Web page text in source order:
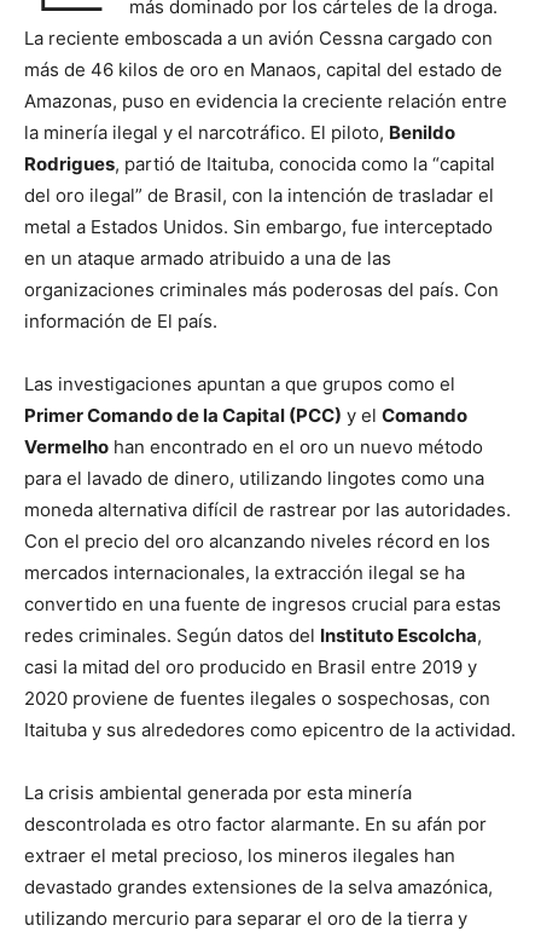
más dominado por los cárteles de la droga.
La reciente emboscada a un avión Cessna cargado con
más de 46 kilos de oro en Manaos, capital del estado de
Amazonas, puso en evidencia la creciente relación entre
la minería ilegal y el narcotráfico. El piloto, Benildo
Rodrigues, partió de Itaituba, conocida como la “capital
del oro ilegal” de Brasil, con la intención de trasladar el
metal a Estados Unidos. Sin embargo, fue interceptado
en un ataque armado atribuido a una de las
organizaciones criminales más poderosas del país. Con
información de El país.
Las investigaciones apuntan a que grupos como el
Primer Comando de la Capital (PCC) y el Comando
Vermelho han encontrado en el oro un nuevo método
para el lavado de dinero, utilizando lingotes como una
moneda alternativa difícil de rastrear por las autoridades.
Con el precio del oro alcanzando niveles récord en los
mercados internacionales, la extracción ilegal se ha
convertido en una fuente de ingresos crucial para estas
redes criminales. Según datos del Instituto Escolcha,
casi la mitad del oro producido en Brasil entre 2019 y
2020 proviene de fuentes ilegales o sospechosas, con
Itaituba y sus alrededores como epicentro de la actividad.
La crisis ambiental generada por esta minería
descontrolada es otro factor alarmante. En su afán por
extraer el metal precioso, los mineros ilegales han
devastado grandes extensiones de la selva amazónica,
utilizando mercurio para separar el oro de la tierra y